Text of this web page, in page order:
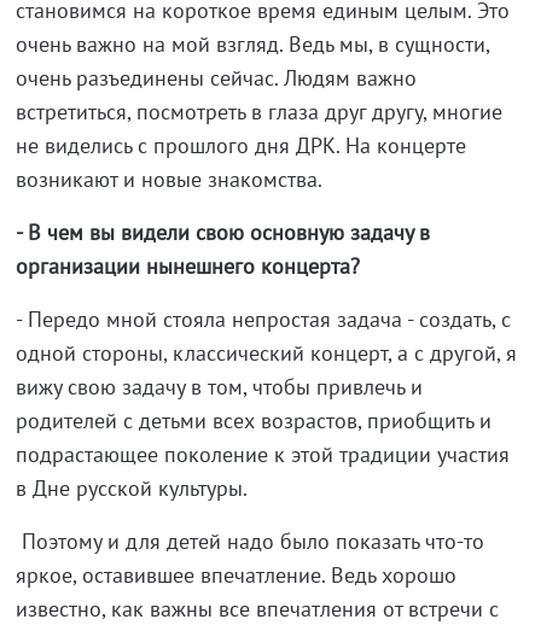
становимся на короткое время единым целым. Это
очень важно на мой взгляд. Ведь мы, в сущности,
очень разъединены сейчас. Людям важно
встретиться, посмотреть в глаза друг другу, многие
не виделись с прошлого дня ДРК. На концерте
возникают и новые знакомства.
- В чем вы видели свою основную задачу в
организации нынешнего концерта?
- Передо мной стояла непростая задача - создать, с
одной стороны, классический концерт, а с другой, я
вижу свою задачу в том, чтобы привлечь и
родителей с детьми всех возрастов, приобщить и
подрастающее поколение к этой традиции участия
в Дне русской культуры.
Поэтому и для детей надо было показать что-то
яркое, оставившее впечатление. Ведь хорошо
известно, как важны все впечатления от встречи с